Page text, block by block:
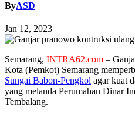
ByASD
Jan 12, 2023
Semarang, INTRA62.com –
Kota (Pemkot) Semarang
Sungai Babon-Pengkol agar kuat
yang melanda Perumahan Dinar
Tembalang.